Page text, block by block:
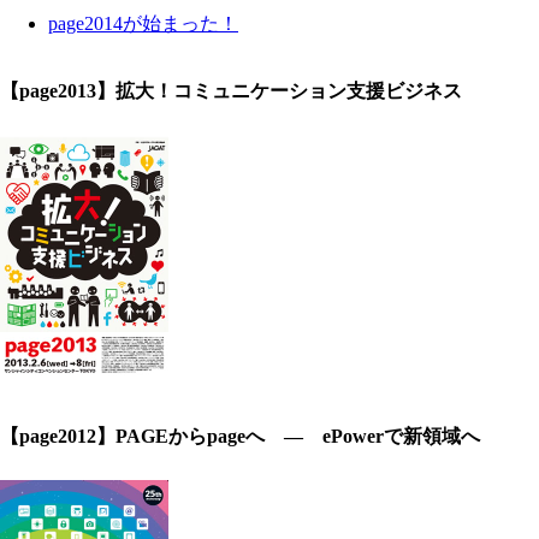
page2014が始まった！
【page2013】拡大！コミュニケーション支援ビジネス
【page2012】PAGEからpageへ ― ePowerで新領域へ